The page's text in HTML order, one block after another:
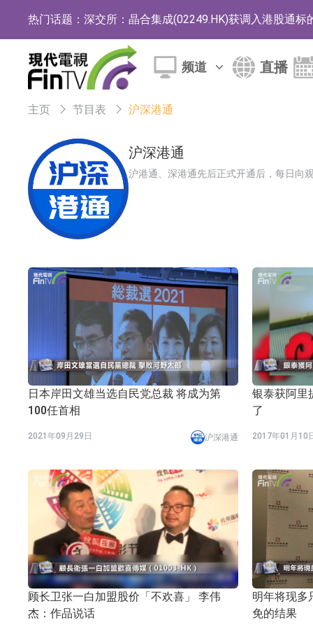
热门话题： 深交所：晶合集成(02249.HK)获调入港股通标
和光智成完成天使轮数千万融资
10年期港元特区政府机构债券将于2026年8月
5年期港元特区政府机构债券将于2026年8月
香港证监会就中国糖果前高管的失当行为取得
【异动股】港股跌幅榜前十，融信中国
【异动股】港股涨幅榜前十，生物系统工程股
地纬智能：暂未开展对外的语料商业化服务
嘉立创：公司主要提供EDA/CAM、PCB、电
工信部：鼓励民爆企业依法依规实施重组整合
工信部：到2030年形成3-5家具有较强国际运
因美纳：首批由中国生产制造基地生产的本土
鲁阳节能：公司汽车衬垫 CCMAX、E2K、
中远海科：与中远海运国际(香港)有限公司正
新莱应材：受益于半导体国产替代提速及国
【异动股】港股跌幅榜前十，智傲控股
【异动股】港股涨幅榜前十，帝国科技集团股
深交所：鑫元中证电池主题交易型开放式指
通天酒业(00389.HK)停牌
频道 直播
主页 节目表 沪深港通
沪深港通
沪港通、深港通先后正式开通后，每日向
日本岸田文雄当选自民党总裁 将成为第
100任首相
2021年09月29日 沪深港通
银泰获阿里
了
2017年01月10
顾长卫张一白加盟股价「不欢喜」 李伟
杰：作品说话
明年将现多
免的结果